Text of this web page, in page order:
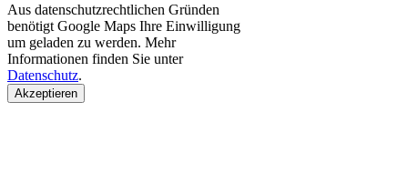
Aus datenschutzrechtlichen Gründen
benötigt Google Maps Ihre Einwilligung
um geladen zu werden. Mehr
Informationen finden Sie unter
Datenschutz.
Akzeptieren